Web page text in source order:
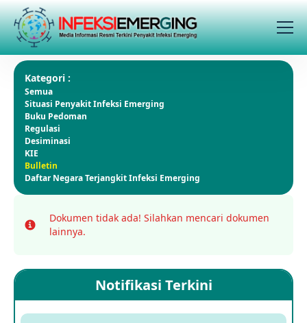
Kategori :
Semua
Situasi Penyakit Infeksi Emerging
Buku Pedoman
Regulasi
Desiminasi
KIE
Bulletin
Daftar Negara Terjangkit Infeksi Emerging
Info
Dokumen tidak ada! Silahkan mencari dokumen
lainnya.
Notifikasi Terkini